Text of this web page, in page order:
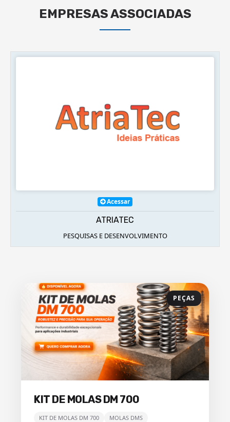
EMPRESAS ASSOCIADAS
Acessar
ATRIATEC
PESQUISAS E DESENVOLVIMENTO
PEÇAS
KIT DE MOLAS DM 700
KIT DE MOLAS DM 700 MOLAS DMS